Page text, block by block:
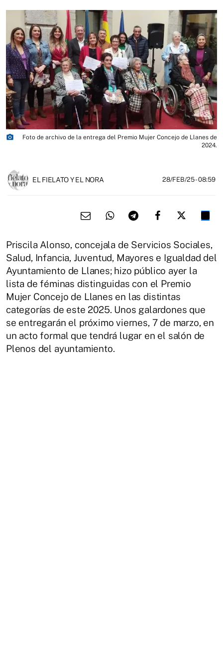
photo_camera
Foto de archivo de la entrega del Premio Mujer Concejo de Llanes de
2024.
EL FIELATO Y EL NORA 28/FEB/25- 08:59
Priscila Alonso, concejala de Servicios Sociales,
Salud, Infancia, Juventud, Mayores e Igualdad del
Ayuntamiento de Llanes; hizo público ayer la
lista de féminas distinguidas con el Premio
Mujer Concejo de Llanes en las distintas
categorías de este 2025. Unos galardones que
se entregarán el próximo viernes, 7 de marzo, en
un acto formal que tendrá lugar en el salón de
Plenos del ayuntamiento.